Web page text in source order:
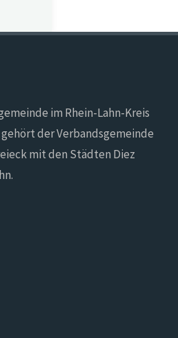
im Rhein-Lahn-Kreis
der Verbandsgemeinde
mit den Städten Diez